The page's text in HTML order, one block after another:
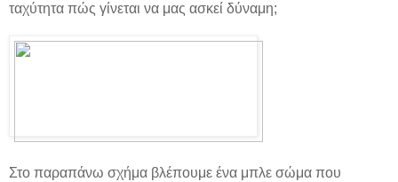
ταχύτητα πώς γίνεται να μας ασκεί δύναμη;
Στο παραπάνω σχήμα βλέπουμε ένα μπλε σώμα που